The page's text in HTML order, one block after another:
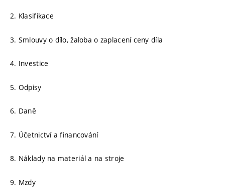
2. Klasifikace
3. Smlouvy o dílo, žaloba o zaplacení ceny díla
4. Investice
5. Odpisy
6. Daně
7. Účetnictví a financování
8. Náklady na materiál a na stroje
9. Mzdy